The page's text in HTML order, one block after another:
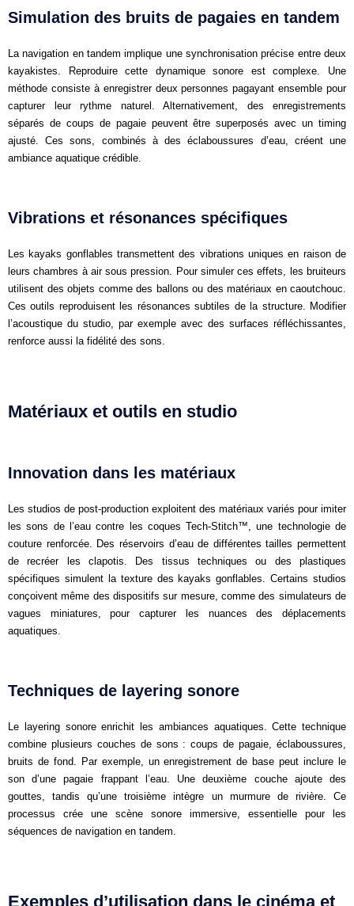
Simulation des bruits de pagaies en tandem
La navigation en tandem implique une synchronisation précise entre deux
kayakistes. Reproduire cette dynamique sonore est complexe. Une
méthode consiste à enregistrer deux personnes pagayant ensemble pour
capturer leur rythme naturel. Alternativement, des enregistrements
séparés de coups de pagaie peuvent être superposés avec un timing
ajusté. Ces sons, combinés à des éclaboussures d’eau, créent une
ambiance aquatique crédible.
Vibrations et résonances spécifiques
Les kayaks gonflables transmettent des vibrations uniques en raison de
leurs chambres à air sous pression. Pour simuler ces effets, les bruiteurs
utilisent des objets comme des ballons ou des matériaux en caoutchouc.
Ces outils reproduisent les résonances subtiles de la structure. Modifier
l’acoustique du studio, par exemple avec des surfaces réfléchissantes,
renforce aussi la fidélité des sons.
Matériaux et outils en studio
Innovation dans les matériaux
Les studios de post-production exploitent des matériaux variés pour imiter
les sons de l’eau contre les coques Tech-Stitch™, une technologie de
couture renforcée. Des réservoirs d’eau de différentes tailles permettent
de recréer les clapotis. Des tissus techniques ou des plastiques
spécifiques simulent la texture des kayaks gonflables. Certains studios
conçoivent même des dispositifs sur mesure, comme des simulateurs de
vagues miniatures, pour capturer les nuances des déplacements
aquatiques.
Techniques de layering sonore
Le layering sonore enrichit les ambiances aquatiques. Cette technique
combine plusieurs couches de sons : coups de pagaie, éclaboussures,
bruits de fond. Par exemple, un enregistrement de base peut inclure le
son d’une pagaie frappant l’eau. Une deuxième couche ajoute des
gouttes, tandis qu’une troisième intègre un murmure de rivière. Ce
processus crée une scène sonore immersive, essentielle pour les
séquences de navigation en tandem.
Exemples d’utilisation dans le cinéma et